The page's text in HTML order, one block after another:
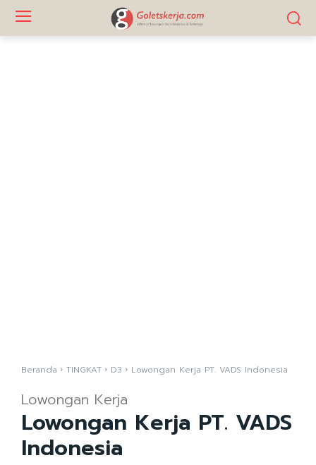
Beranda TINGKAT D3 Lowongan Kerja PT. VADS Indonesia
Lowongan Kerja
Lowongan Kerja PT. VADS
Indonesia